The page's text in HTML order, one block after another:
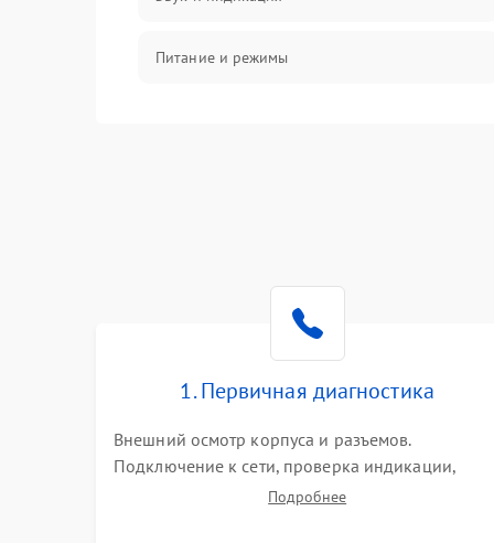
Питание и режимы
1. Первичная диагностика
Внешний осмотр корпуса и разъемов.
Подключение к сети, проверка индикации,
звуковых сигналов и кодов ошибок. Измерение
Подробнее